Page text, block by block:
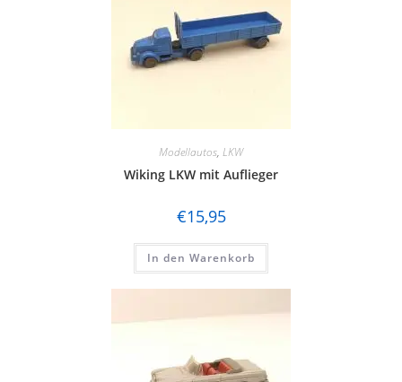
Modellautos, LKW
Wiking LKW mit Auflieger
€15,95
In den Warenkorb